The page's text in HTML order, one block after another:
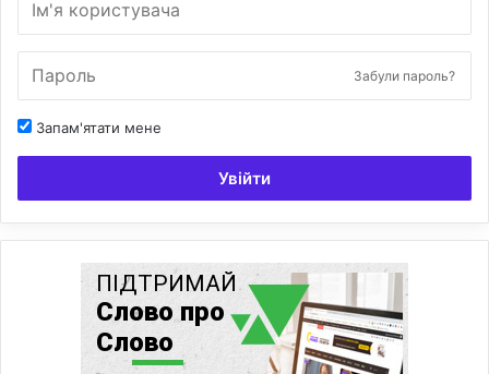
Забули пароль?
Запам'ятати мене
Увійти